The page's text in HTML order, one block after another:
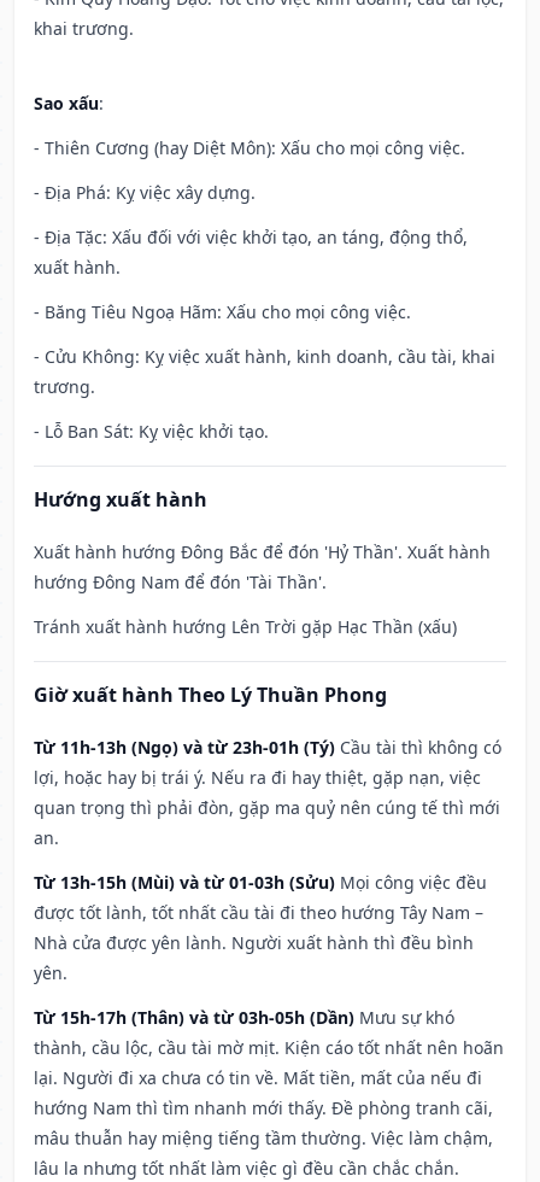
khai trương.
Sao xấu:
- Thiên Cương (hay Diệt Môn): Xấu cho mọi công việc.
- Địa Phá: Kỵ việc xây dựng.
- Địa Tặc: Xấu đối với việc khởi tạo, an táng, động thổ,
xuất hành.
- Băng Tiêu Ngoạ Hãm: Xấu cho mọi công việc.
- Cửu Không: Kỵ việc xuất hành, kinh doanh, cầu tài, khai
trương.
- Lỗ Ban Sát: Kỵ việc khởi tạo.
Hướng xuất hành
Xuất hành hướng Đông Bắc để đón 'Hỷ Thần'. Xuất hành
hướng Đông Nam để đón 'Tài Thần'.
Tránh xuất hành hướng Lên Trời gặp Hạc Thần (xấu)
Giờ xuất hành Theo Lý Thuần Phong
Từ 11h-13h (Ngọ) và từ 23h-01h (Tý) Cầu tài thì không có
lợi, hoặc hay bị trái ý. Nếu ra đi hay thiệt, gặp nạn, việc
quan trọng thì phải đòn, gặp ma quỷ nên cúng tế thì mới
an.
Từ 13h-15h (Mùi) và từ 01-03h (Sửu) Mọi công việc đều
được tốt lành, tốt nhất cầu tài đi theo hướng Tây Nam –
Nhà cửa được yên lành. Người xuất hành thì đều bình
yên.
Từ 15h-17h (Thân) và từ 03h-05h (Dần) Mưu sự khó
thành, cầu lộc, cầu tài mờ mịt. Kiện cáo tốt nhất nên hoãn
lại. Người đi xa chưa có tin về. Mất tiền, mất của nếu đi
hướng Nam thì tìm nhanh mới thấy. Đề phòng tranh cãi,
mâu thuẫn hay miệng tiếng tầm thường. Việc làm chậm,
lâu la nhưng tốt nhất làm việc gì đều cần chắc chắn.